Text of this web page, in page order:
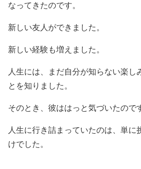
なってきたのです。
新しい友人ができました。
新しい経験も増えました。
人生には、まだ自分が知らない楽し
とを知りました。
そのとき、彼ははっと気づいたので
人生に行き詰まっていたのは、単に
けでした。